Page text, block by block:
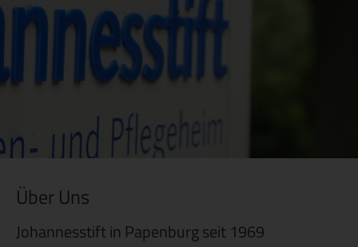
Über Uns
Johannesstift in Papenburg seit 1969